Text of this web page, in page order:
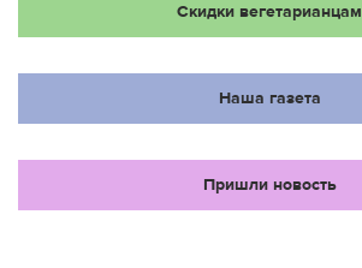
Скидки вегетарианцам
Наша газета
Пришли новость